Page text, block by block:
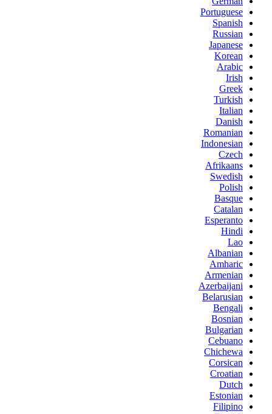
Portuguese
Spanish
Russian
Japanese
Korean
Arabic
Irish
Greek
Turkish
Italian
Danish
Romanian
Indonesian
Czech
Afrikaans
Swedish
Polish
Basque
Catalan
Esperanto
Hindi
Lao
Albanian
Amharic
Armenian
Azerbaijani
Belarusian
Bengali
Bosnian
Bulgarian
Cebuano
Chichewa
Corsican
Croatian
Dutch
Estonian
Filipino